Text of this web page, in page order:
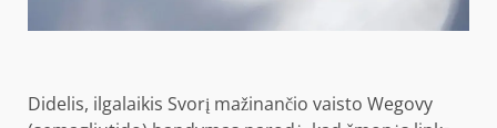
Didelis, ilgalaikis Svorį mažinančio vaisto Wegovy